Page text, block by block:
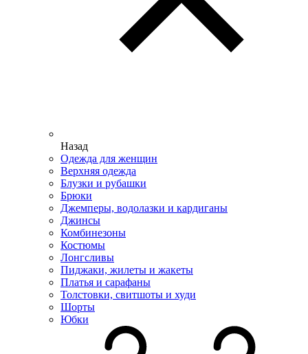
Назад
Одежда для женщин
Верхняя одежда
Блузки и рубашки
Брюки
Джемперы, водолазки и кардиганы
Джинсы
Комбинезоны
Костюмы
Лонгсливы
Пиджаки, жилеты и жакеты
Платья и сарафаны
Толстовки, свитшоты и худи
Шорты
Юбки